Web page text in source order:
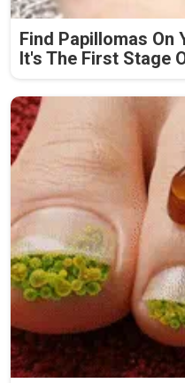
Find Papillomas On
It's The First Stage